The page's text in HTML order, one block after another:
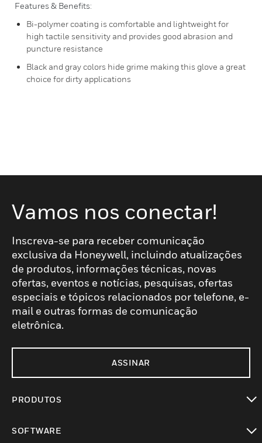
Features & Benefits:
Bi-polymer coating is comfortable and lightweight for
high tactile sensitivity and provides good abrasion and
puncture resistance
Black and gray colors hide grime making this glove a great
choice for dirty applications
Vamos nos conectar!
Inscreva-se para receber comunicação
exclusiva da Honeywell, incluindo atualizações
de produtos, informações técnicas, novas
ofertas, eventos e notícias, pesquisas, ofertas
especiais e tópicos relacionados por telefone, e-
mail e outras formas de comunicação
eletrônica.
ASSINAR
PRODUTOS
SOFTWARE